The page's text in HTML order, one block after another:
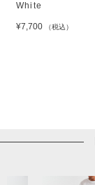
White
¥7,700 （税込）